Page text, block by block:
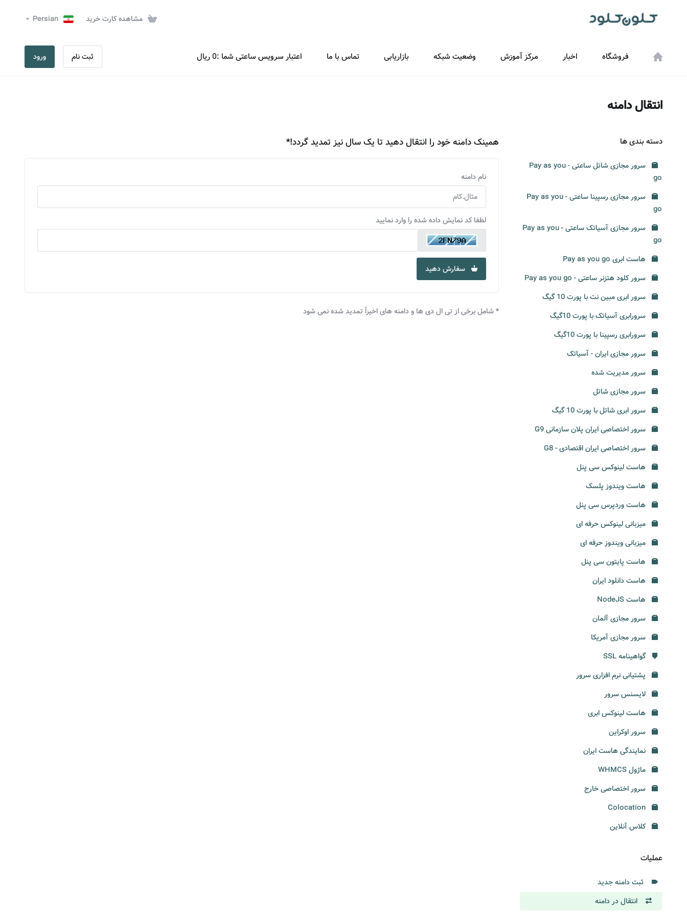
مشاهده کارت خرید Persian
فروشگاه اخبار مرکز آموزش وضعیت شبکه بازاریابی تماس با ما اعتبار سرویس ساعتی شما :0 ریال ثبت نام ورود
انتقال دامنه
دسته بندی ها
سرور مجازی شاتل ساعتی - Pay as you
go
سرور مجازی رسپینا ساعتی - Pay as you
go
سرور مجازی آسیاتک ساعتی - Pay as you
go
هاست ابری Pay as you go
سرور کلود هتزنر ساعتی - Pay as you go
سرور ابری مبین نت با پورت 10 گیگ
سرورابری آسیاتک با پورت 10گیگ
سرورابری رسپینا با پورت 10گیگ
سرور مجازی ایران - آسیاتک
سرور مدیریت شده
سرور مجازی شاتل
سرور ابری شاتل با پورت 10 گیگ
سرور اختصاصی ایران پلان سازمانی G9
سرور اختصاصی ایران اقتصادی - G8
هاست لینوکس سی پنل
هاست ویندوز پلسک
هاست وردپرس سی پنل
میزبانی لینوکس حرفه ای
میزبانی ویندوز حرفه ای
هاست پایتون سی پنل
هاست دانلود ایران
هاست NodeJS
سرور مجازی آلمان
سرور مجازی آمریکا
گواهینامه SSL
پشتیانی نرم افزاری سرور
لایسنس سرور
هاست لینوکس ابری
سرور اوکراین
نمایندگی هاست ایران
ماژول WHMCS
سرور اختصاصی خارج
کلاس آنلاین
عملیات
ثبت دامنه جدید
انتقال در دامنه
همینک دامنه خود را انتقال دهید تا یک سال نیز تمدید گردد!*
نام دامنه
لطفا کد نمایش داده شده را وارد نمایید
سفارش دهید
* شامل برخی از تی ال دی ها و دامنه های اخیراً تمدید شده نمی شود